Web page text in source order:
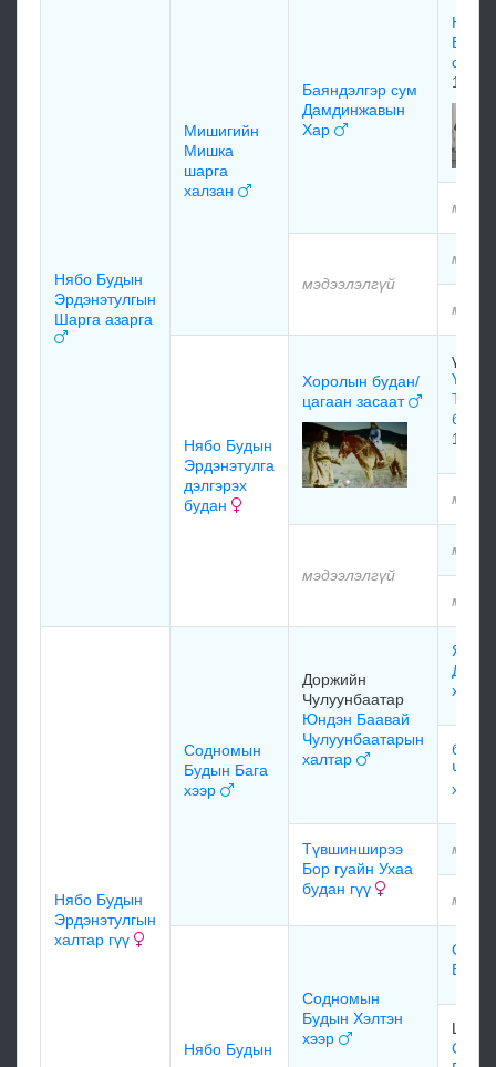
Нябо Будын
Эрдэнэтулгын
Шарга азарга
Мишигийн
Мишка
шарга
халзан
Баяндэлгэр сум
Дамдинжавын
Хар
1971
мэдээлэлгүй
Нябо Будын
Эрдэнэтулга
дэлгэрэх
будан
Хоролын будан/
цагаан засаат
1963
мэдээлэлгүй
Нябо Будын
Эрдэнэтулгын
халтар гүү
Содномын
Будын Бага
хээр
Доржийн
Чулуунбаатар
Юндэн Баавай
Чулуунбаатарын
халтар
хээр
Түвшинширээ
Бор гуайн Ухаа
будан гүү
Нябо Будын
Содномын
Будын Хэлтэн
хээр
Шар